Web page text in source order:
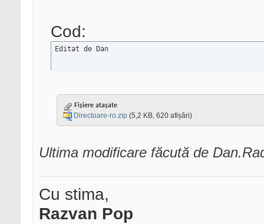
Cod:
Editat de Dan
Fișiere atașate
Directoare-ro.zip (5,2 KB, 620 afișări)
Ultima modificare făcută de
Cu stima,
Razvan Pop